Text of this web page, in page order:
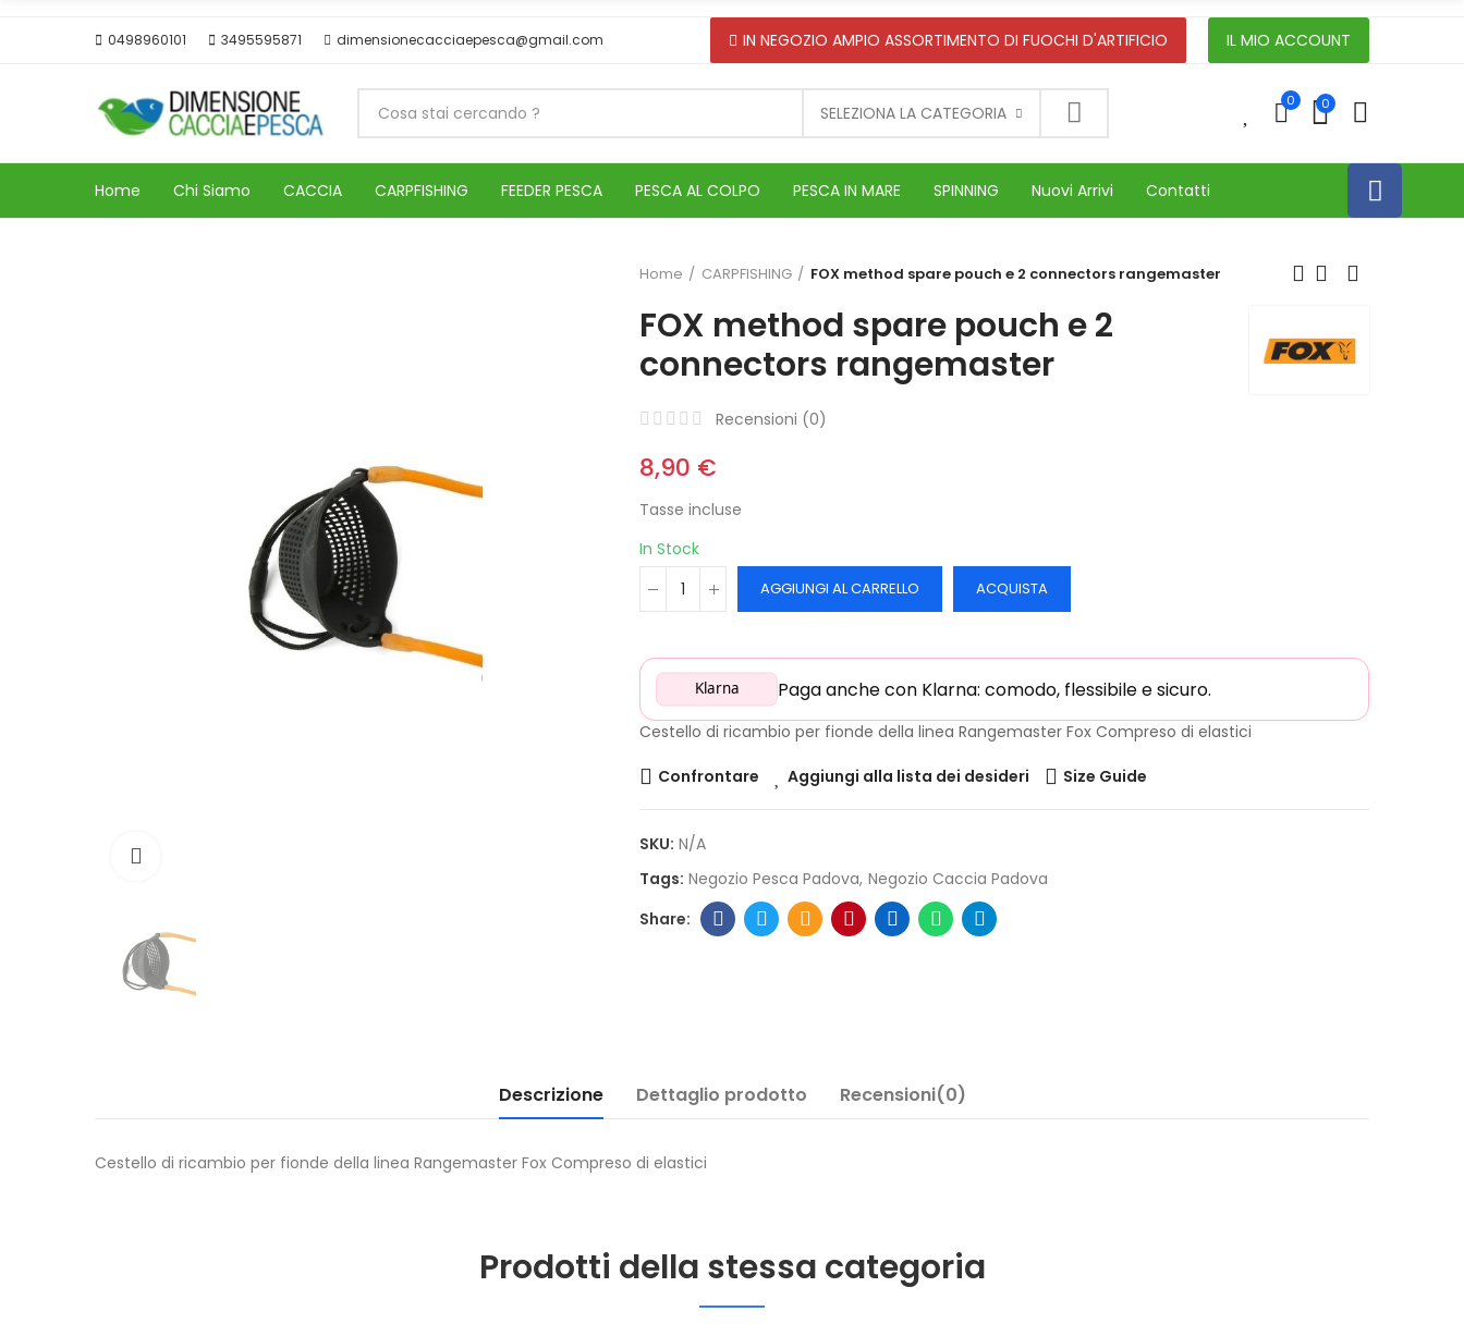
0498960101 3495595871 dimensionecacciaepesca@gmail.com IN NEGOZIO AMPIO ASSORTIMENTO DI FUOCHI D'ARTIFICIO IL MIO ACCOUNT
SELEZIONA LA CATEGORIA
0 0
Home Chi Siamo CACCIA CARPFISHING FEEDER PESCA PESCA AL COLPO PESCA IN MARE SPINNING Nuovi Arrivi Contatti
Home CARPFISHING FOX method spare pouch e 2 connectors rangemaster
FOX method spare pouch e 2
connectors rangemaster
Recensioni (0)
8,90 €
Tasse incluse
In Stock
AGGIUNGI AL CARRELLO ACQUISTA
Klarna Paga anche con Klarna: comodo, flessibile e sicuro.
Cestello di ricambio per fionde della linea Rangemaster Fox Compreso di elastici
Confrontare Aggiungi alla lista dei desideri Size Guide
SKU: N/A
Tags: Negozio Pesca Padova Negozio Caccia Padova
Descrizione Dettaglio prodotto Recensioni(0)
Cestello di ricambio per fionde della linea Rangemaster Fox Compreso di elastici
Prodotti della stessa categoria